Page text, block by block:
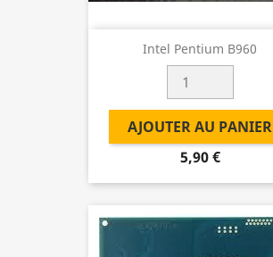
Intel Pentium B960
AJOUTER AU PANIER
5,90 €